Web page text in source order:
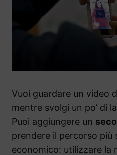
Vuoi guardare un video
mentre svolgi un po’ di
Puoi aggiungere un
prendere il percorso più
economico: utilizzare la